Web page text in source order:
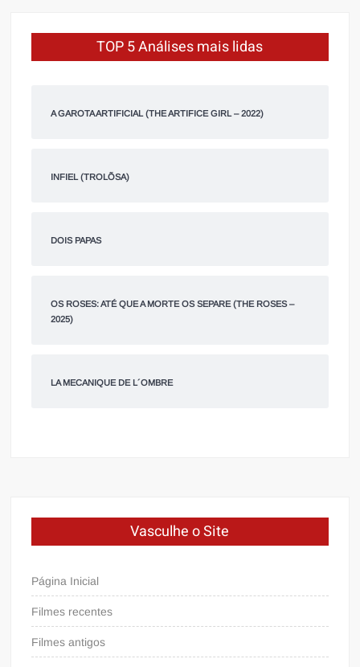
TOP 5 Análises mais lidas
A GAROTA ARTIFICIAL (THE ARTIFICE GIRL – 2022)
INFIEL (TROLÕSA)
DOIS PAPAS
OS ROSES: ATÉ QUE A MORTE OS SEPARE (THE ROSES –
2025)
LA MECANIQUE DE L´OMBRE
Vasculhe o Site
Página Inicial
Filmes recentes
Filmes antigos